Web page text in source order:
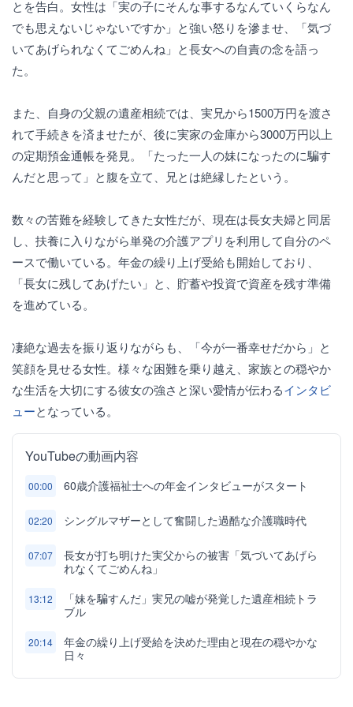
とを告白。女性は「実の子にそんな事するなんていくらなん
でも思えないじゃないですか」と強い怒りを滲ませ、「気づ
いてあげられなくてごめんね」と長女への自責の念を語っ
た。
また、自身の父親の遺産相続では、実兄から1500万円を渡さ
れて手続きを済ませたが、後に実家の金庫から3000万円以上
の定期預金通帳を発見。「たった一人の妹になったのに騙す
んだと思って」と腹を立て、兄とは絶縁したという。
数々の苦難を経験してきた女性だが、現在は長女夫婦と同居
し、扶養に入りながら単発の介護アプリを利用して自分のペ
ースで働いている。年金の繰り上げ受給も開始しており、
「長女に残してあげたい」と、貯蓄や投資で資産を残す準備
を進めている。
凄絶な過去を振り返りながらも、「今が一番幸せだから」と
笑顔を見せる女性。様々な困難を乗り越え、家族との穏やか
な生活を大切にする彼女の強さと深い愛情が伝わるインタビ
ューとなっている。
YouTubeの動画内容
00:00 60歳介護福祉士への年金インタビューがスタート
02:20 シングルマザーとして奮闘した過酷な介護職時代
07:07
長女が打ち明けた実父からの被害「気づいてあげら
れなくてごめんね」
13:12
「妹を騙すんだ」実兄の嘘が発覚した遺産相続トラ
ブル
20:14
年金の繰り上げ受給を決めた理由と現在の穏やかな
日々